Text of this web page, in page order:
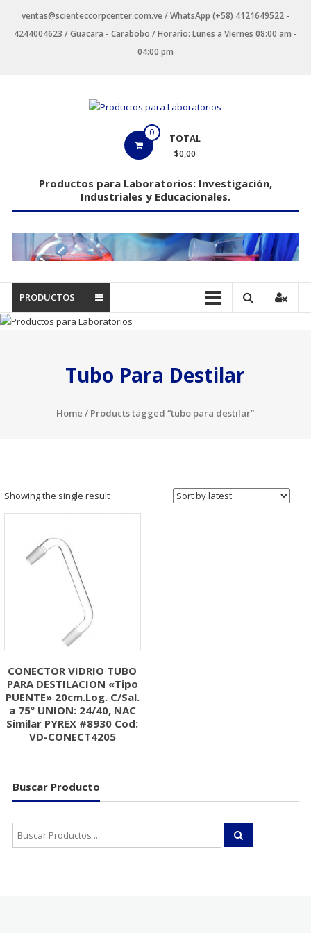
contenido
ventas@scienteccorpcenter.com.ve / WhatsApp (+58) 4121649522 -
4244004623 / Guacara - Carabobo / Horario: Lunes a Viernes 08:00 am -
04:00 pm
Laboratorios
Industriales
y
Educacionales.
0 TOTAL
$0,00
Productos para Laboratorios: Investigación,
Industriales y Educacionales.
PRODUCTOS
Tubo Para Destilar
Home / Products tagged “tubo para destilar”
Showing the single result
CONECTOR VIDRIO TUBO
PARA DESTILACION «Tipo
PUENTE» 20cm.Log. C/Sal.
a 75º UNION: 24/40, NAC
Similar PYREX #8930 Cod:
VD-CONECT4205
Buscar Producto
Buscar: